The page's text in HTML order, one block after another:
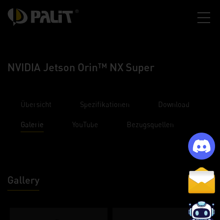
NVIDIA Jetson Orin™ NX Super
Übersicht Spezifikationen Download
Galerie YouTube Bezugsquellen
Gallery